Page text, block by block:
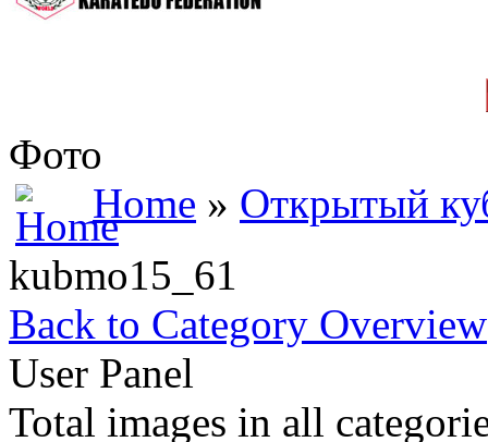
Фото
Home » Открытый
kubmo15_61
Back to Category Overview
User Panel
Total images in all